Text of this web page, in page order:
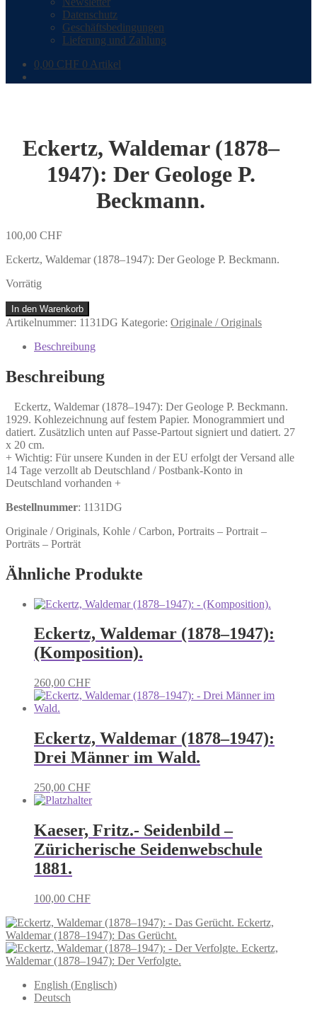
Datenschutz
Geschäftsbedingungen
Lieferung und Zahlung
0,00 CHF 0 Artikel
Eckertz, Waldemar (1878–
1947): Der Geologe P.
Beckmann.
100,00 CHF
Eckertz, Waldemar (1878–1947): Der Geologe P. Beckmann.
Vorrätig
Eckertz,
Waldemar
1947):
Geologe
P.
Menge
In den Warenkorb
Artikelnummer: 1131DG Kategorie: Originale / Originals
Beschreibung
Beschreibung
Eckertz, Waldemar (1878–1947): Der Geologe P. Beckmann.
1929. Kohlezeichnung auf festem Papier. Monogrammiert und
datiert. Zusätzlich unten auf Passe-Partout signiert und datiert. 27
x 20 cm.
+ Wichtig: Für unsere Kunden in der EU erfolgt der Versand alle
14 Tage verzollt ab Deutschland / Postbank-Konto in
Deutschland vorhanden +
Bestellnummer: 1131DG
Originale / Originals, Kohle / Carbon, Portraits – Portrait –
Porträts – Porträt
Ähnliche Produkte
Eckertz, Waldemar (1878–1947):
(Komposition).
260,00 CHF
Eckertz, Waldemar (1878–1947):
Drei Männer im Wald.
250,00 CHF
Kaeser, Fritz.- Seidenbild –
Züricherische Seidenwebschule
1881.
100,00 CHF
Eckertz,
Waldemar (1878–1947): Das Gerücht.
Eckertz,
Waldemar (1878–1947): Der Verfolgte.
English (Englisch)
Deutsch